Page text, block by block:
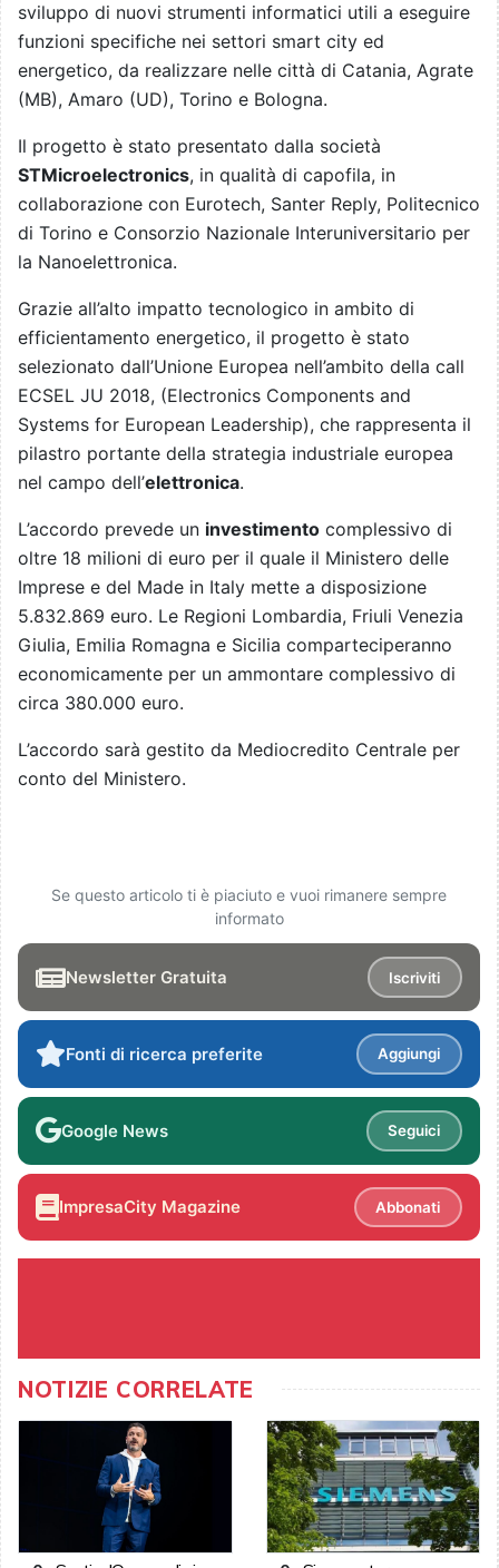
sviluppo di nuovi strumenti informatici utili a eseguire
funzioni specifiche nei settori smart city ed
energetico, da realizzare nelle città di Catania, Agrate
(MB), Amaro (UD), Torino e Bologna.
Il progetto è stato presentato dalla società
STMicroelectronics, in qualità di capofila, in
collaborazione con Eurotech, Santer Reply, Politecnico
di Torino e Consorzio Nazionale Interuniversitario per
la Nanoelettronica.
Grazie all’alto impatto tecnologico in ambito di
efficientamento energetico, il progetto è stato
selezionato dall’Unione Europea nell’ambito della call
ECSEL JU 2018, (Electronics Components and
Systems for European Leadership), che rappresenta il
pilastro portante della strategia industriale europea
nel campo dell’elettronica.
L’accordo prevede un investimento complessivo di
oltre 18 milioni di euro per il quale il Ministero delle
Imprese e del Made in Italy mette a disposizione
5.832.869 euro. Le Regioni Lombardia, Friuli Venezia
Giulia, Emilia Romagna e Sicilia comparteciperanno
economicamente per un ammontare complessivo di
circa 380.000 euro.
L’accordo sarà gestito da Mediocredito Centrale per
conto del Ministero.
Se questo articolo ti è piaciuto e vuoi rimanere sempre
informato
Newsletter Gratuita Iscriviti
Fonti di ricerca preferite Aggiungi
Google News Seguici
ImpresaCity Magazine Abbonati
NOTIZIE CORRELATE